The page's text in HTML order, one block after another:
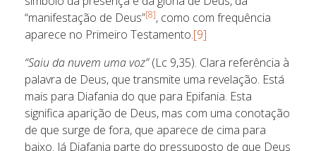
“manifestação de Deus”[8], como com frequência
aparece no Primeiro Testamento.[9]
“Saiu da nuvem uma voz”(Lc 9,35). Clara referência à
palavra de Deus, que transmite uma revelação. Está
mais para Diafania do que para Epifania. Esta
significa aparição de Deus, mas com uma conotação
de que surge de fora, que aparece de cima para
baixo. Já Diafania parte do pressuposto de que Deus